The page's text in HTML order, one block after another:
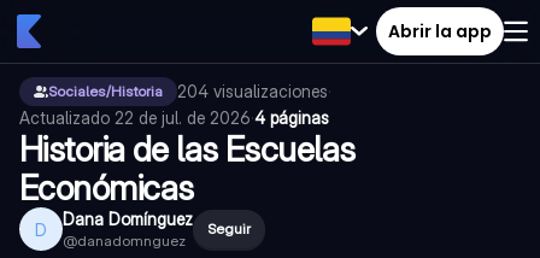
Abrir la app
Sociales/Historia 204 visualizaciones·
Actualizado 22 de jul. de 2026·4 páginas
Historia de las Escuelas
Económicas
D Dana Domínguez
@danadomnguez
Seguir